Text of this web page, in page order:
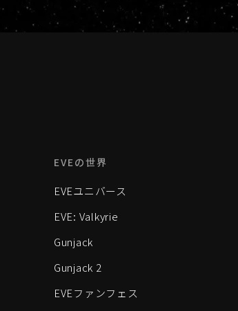
EVEの世界
EVEユニバース
EVE: Valkyrie
Gunjack
Gunjack 2
EVEファンフェス